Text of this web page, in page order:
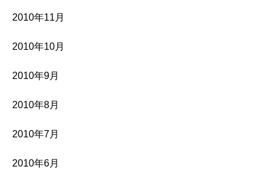
2010年11月
2010年10月
2010年9月
2010年8月
2010年7月
2010年6月